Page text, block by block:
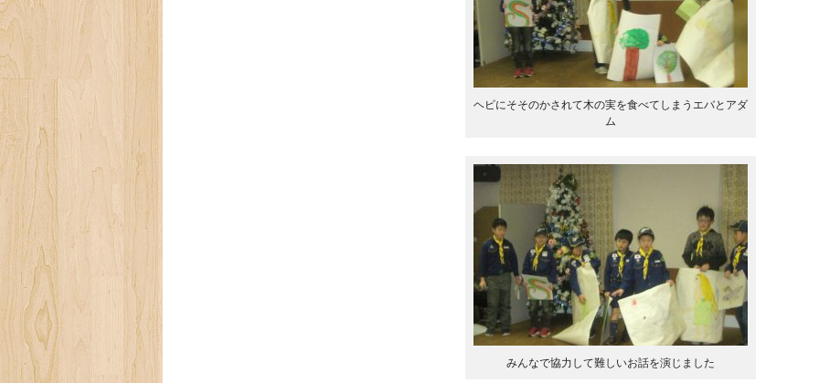
ヘビにそそのかされて木の実を食べてしまうエバとアダ
ム
みんなで協力して難しいお話を演じました